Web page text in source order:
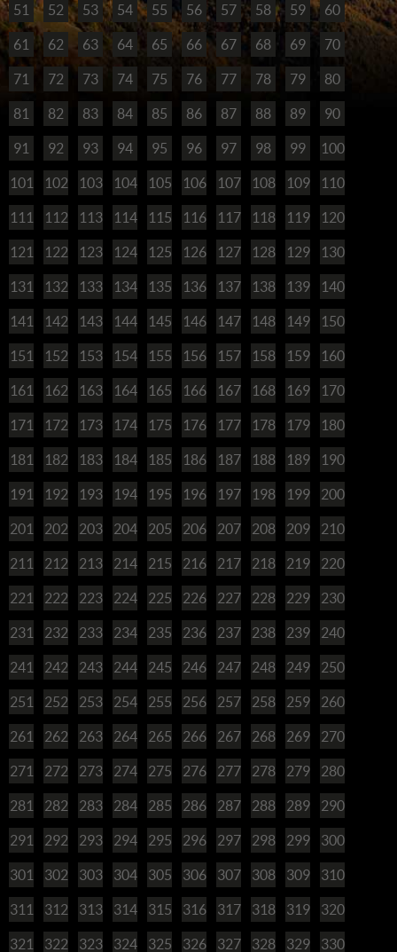
51 52 53 54 55 56 57 58 59 60
61 62 63 64 65 66 67 68 69 70
71 72 73 74 75 76 77 78 79 80
81 82 83 84 85 86 87 88 89 90
91 92 93 94 95 96 97 98 99 100
101 102 103 104 105 106 107 108 109 110
111 112 113 114 115 116 117 118 119 120
121 122 123 124 125 126 127 128 129 130
131 132 133 134 135 136 137 138 139 140
141 142 143 144 145 146 147 148 149 150
151 152 153 154 155 156 157 158 159 160
161 162 163 164 165 166 167 168 169 170
171 172 173 174 175 176 177 178 179 180
181 182 183 184 185 186 187 188 189 190
191 192 193 194 195 196 197 198 199 200
201 202 203 204 205 206 207 208 209 210
211 212 213 214 215 216 217 218 219 220
221 222 223 224 225 226 227 228 229 230
231 232 233 234 235 236 237 238 239 240
241 242 243 244 245 246 247 248 249 250
251 252 253 254 255 256 257 258 259 260
261 262 263 264 265 266 267 268 269 270
271 272 273 274 275 276 277 278 279 280
281 282 283 284 285 286 287 288 289 290
291 292 293 294 295 296 297 298 299 300
301 302 303 304 305 306 307 308 309 310
311 312 313 314 315 316 317 318 319 320
321 322 323 324 325 326 327 328 329 330